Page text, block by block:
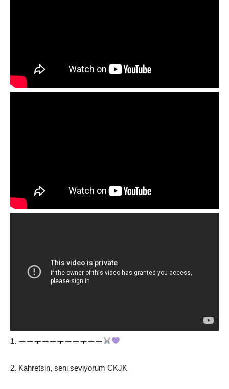
1. ㅜㅜㅜㅜㅜㅜㅜㅜㅜㅜㅜ
2. Kahretsin, seni seviyorum CKJK